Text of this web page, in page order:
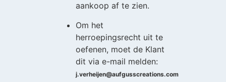
aankoop af te zien.
Om het
herroepingsrecht uit te
oefenen, moet de Klant
dit via e-mail melden:
j.verheijen@aufgusscreations.com